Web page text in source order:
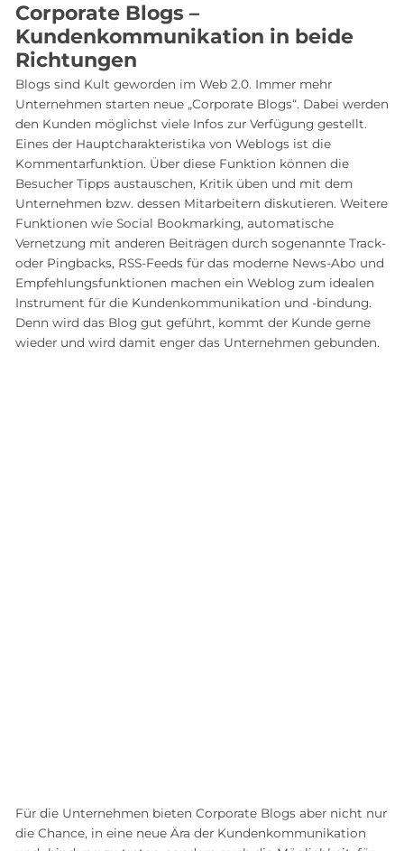
Corporate Blogs –
Kundenkommunikation in beide
Richtungen
Blogs sind Kult geworden im Web 2.0. Immer mehr
Unternehmen starten neue „Corporate Blogs“. Dabei werden
den Kunden möglichst viele Infos zur Verfügung gestellt.
Eines der Hauptcharakteristika von Weblogs ist die
Kommentarfunktion. Über diese Funktion können die
Besucher Tipps austauschen, Kritik üben und mit dem
Unternehmen bzw. dessen Mitarbeitern diskutieren. Weitere
Funktionen wie Social Bookmarking, automatische
Vernetzung mit anderen Beiträgen durch sogenannte Track-
oder Pingbacks, RSS-Feeds für das moderne News-Abo und
Empfehlungsfunktionen machen ein Weblog zum idealen
Instrument für die Kundenkommunikation und -bindung.
Denn wird das Blog gut geführt, kommt der Kunde gerne
wieder und wird damit enger das Unternehmen gebunden.
Für die Unternehmen bieten Corporate Blogs aber nicht nur
die Chance, in eine neue Ära der Kundenkommunikation